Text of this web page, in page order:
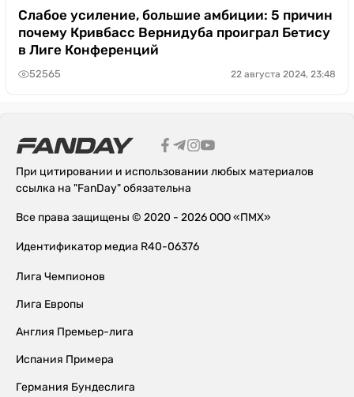
Слабое усиление, большие амбиции: 5 причин
почему Кривбасс Вернидуба проиграл Бетису
в Лиге Конференций
52565 22 августа 2024, 23:48
При цитировании и использовании любых материалов
ссылка на "FanDay" обязательна
Все права защищены © 2020 - 2026 ООО «ПМХ»
Идентификатор медиа R40-06376
Лига Чемпионов
Лига Европы
Англия Премьер-лига
Испания Примера
Германия Бундеслига